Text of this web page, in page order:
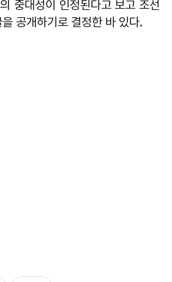
중대성이 인정된다고 보고 조선
공개하기로 결정한 바 있다.